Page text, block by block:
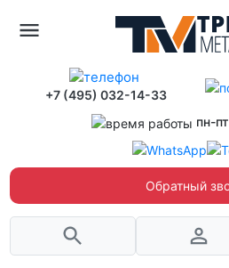
+7 (495) 032-14-33
пн-
Обратный